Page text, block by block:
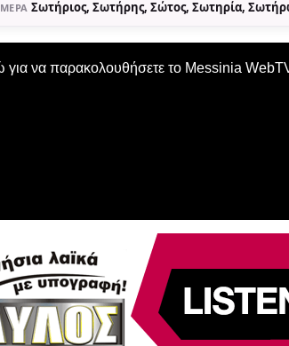
Σωτήριος, Σωτήρης, Σώτος, Σωτηρία,
για να παρακολουθήσετε το Messinia